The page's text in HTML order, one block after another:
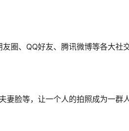
圈、QQ好友、腾讯微博等各大社
妻脸等，让一个人的拍照成为一群人